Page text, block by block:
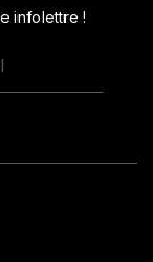
infolettre !